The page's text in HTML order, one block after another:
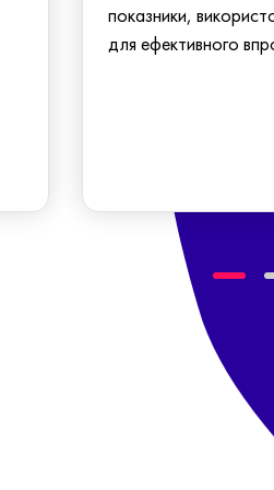
показники,
для ефективного